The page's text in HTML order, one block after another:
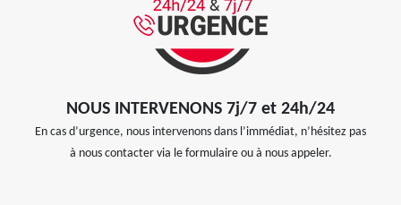
NOUS INTERVENONS 7j/7 et 24h/24
En cas d’urgence, nous intervenons dans l’immédiat, n’hésitez pas
à nous contacter via le formulaire ou à nous appeler.